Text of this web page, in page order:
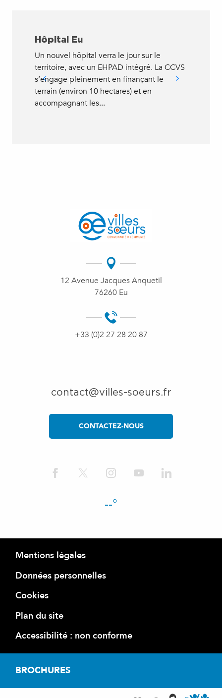
Hôpital Eu
Un nouvel hôpital verra le jour sur le
territoire, avec un EHPAD intégré. La CCVS
s’engage pleinement en finançant le
terrain (environ 10 hectares) et en
accompagnant les...
12 Avenue Jacques Anquetil
76260 Eu
+33 (0)2 27 28 20 87
contact@villes-soeurs.fr
CONTACTEZ-NOUS
--°
Mentions légales
Données personnelles
Cookies
Plan du site
Accessibilité : non conforme
BROCHURES